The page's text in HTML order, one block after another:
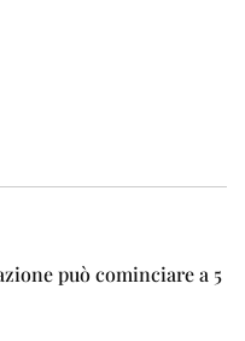
può cominciare a 5